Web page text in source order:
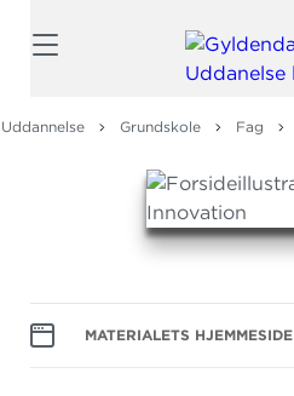
Grundskole Fag
MATERIALETS HJEMMESIDE